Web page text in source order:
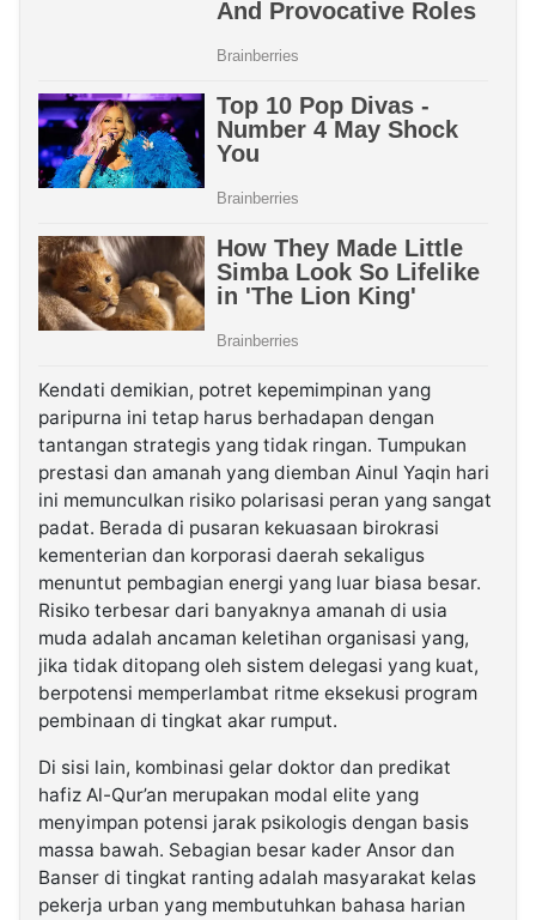
Kendati demikian, potret kepemimpinan yang
paripurna ini tetap harus berhadapan dengan
tantangan strategis yang tidak ringan. Tumpukan
prestasi dan amanah yang diemban Ainul Yaqin hari
ini memunculkan risiko polarisasi peran yang sangat
padat. Berada di pusaran kekuasaan birokrasi
kementerian dan korporasi daerah sekaligus
menuntut pembagian energi yang luar biasa besar.
Risiko terbesar dari banyaknya amanah di usia
muda adalah ancaman keletihan organisasi yang,
jika tidak ditopang oleh sistem delegasi yang kuat,
berpotensi memperlambat ritme eksekusi program
pembinaan di tingkat akar rumput.
Di sisi lain, kombinasi gelar doktor dan predikat
hafiz Al-Qur’an merupakan modal elite yang
menyimpan potensi jarak psikologis dengan basis
massa bawah. Sebagian besar kader Ansor dan
Banser di tingkat ranting adalah masyarakat kelas
pekerja urban yang membutuhkan bahasa harian